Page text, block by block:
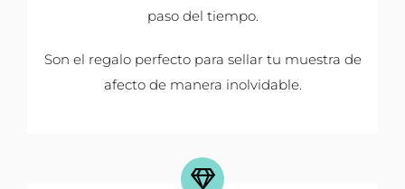
paso del tiempo.
Son el regalo perfecto para sellar tu muestra de
afecto de manera inolvidable.